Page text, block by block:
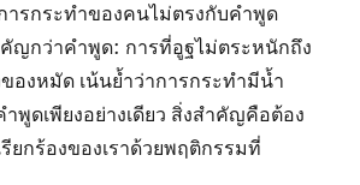
ารกระทำของคนไม่ตรงกับคำพูด
ญกว่าคำพูด: การที่อูฐไม่ตระหนักถึง
องหมัด เน้นย้ำว่าการกระทำมีน้ำ
พูดเพียงอย่างเดียว สิ่งสำคัญคือต้อง
ยกร้องของเราด้วยพฤติกรรมที่